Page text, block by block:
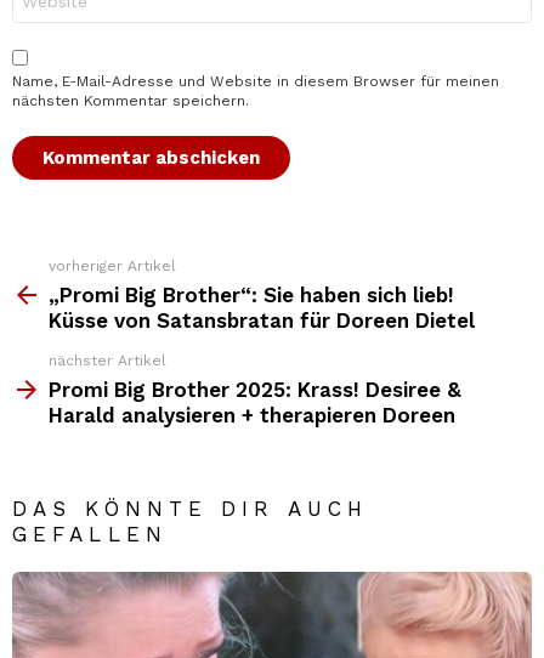
Name, E-Mail-Adresse und Website in diesem Browser für meinen
nächsten Kommentar speichern.
Weitere
Top
News
vorheriger Artikel
„Promi Big Brother“: Sie haben sich lieb!
Küsse von Satansbratan für Doreen Dietel
nächster Artikel
Promi Big Brother 2025: Krass! Desiree &
Harald analysieren + therapieren Doreen
DAS KÖNNTE DIR AUCH
GEFALLEN